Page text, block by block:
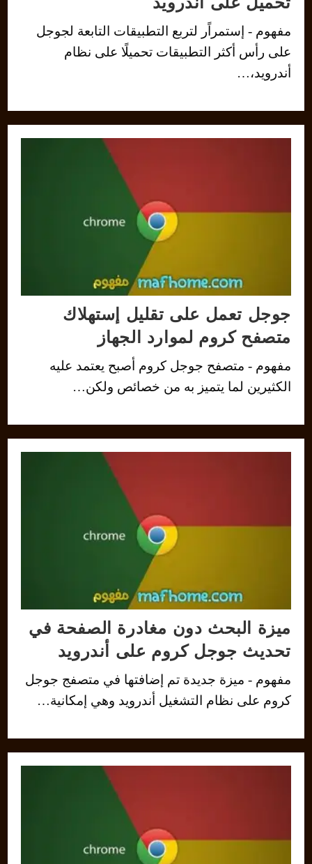
مفهوم - إستمراًر لتربع التطبيقات التابعة لجوجل
على رأس أكثر التطبيقات تحميلًا على نظام
أندرويد،…
جوجل تعمل على تقليل إستهلاك
متصفح كروم لموارد الجهاز
مفهوم - متصفح جوجل كروم أصبح يعتمد عليه
الكثيرين لما يتميز به من خصائص ولكن…
ميزة البحث دون مغادرة الصفحة في
تحديث جوجل كروم على أندرويد
مفهوم - ميزة جديدة تم إضافتها في متصفج جوجل
كروم على نظام التشغيل أندرويد وهي إمكانية…